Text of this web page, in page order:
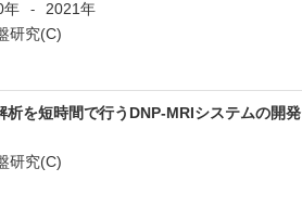
年 -
2021年
研究(C)
を短時間で行うDNP-MRIシステムの開発
研究(C)